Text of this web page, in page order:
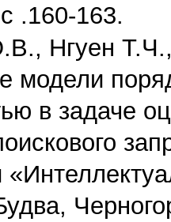
.160-163.
Нгуен
модели
в задаче